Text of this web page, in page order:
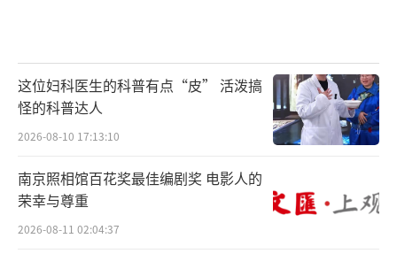
这位妇科医生的科普有点“皮” 活泼搞
怪的科普达人
2026-08-10 17:13:10
南京照相馆百花奖最佳编剧奖 电影人的
荣幸与尊重
2026-08-11 02:04:37